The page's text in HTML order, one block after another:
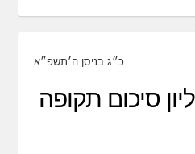
כ״ג בניסן ה׳תשפ״א
סיכום תקופה